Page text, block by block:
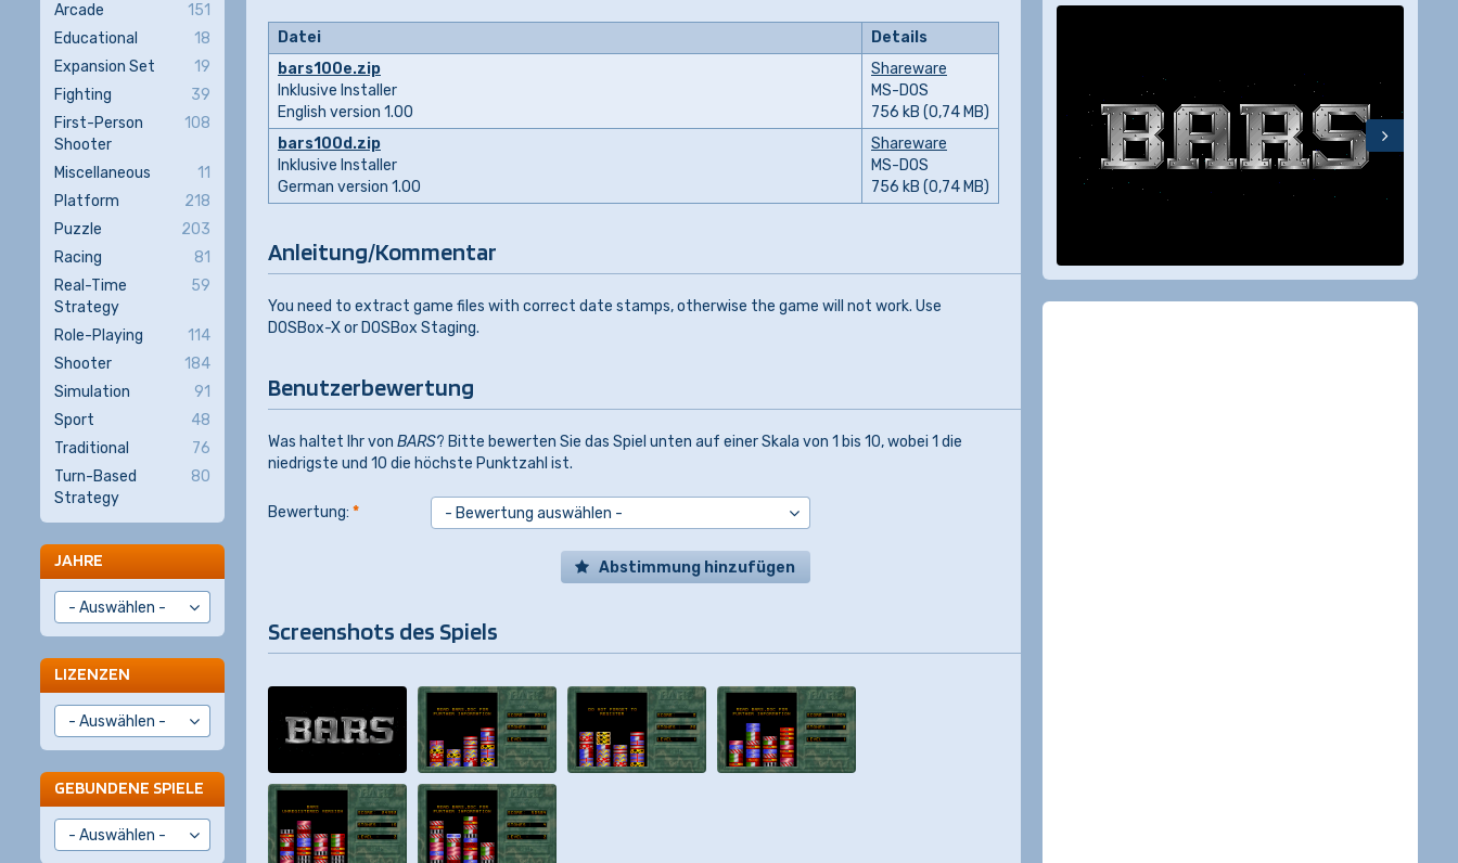
Datei
Details
bars100e.zip
Inklusive Installer
English version 1.00
Shareware
MS-DOS
756 kB (0,74 MB)
bars100d.zip
Inklusive Installer
German version 1.00
Shareware
MS-DOS
756 kB (0,74 MB)
Anleitung/Kommentar
You need to extract game files with correct date stamps, otherwise the game will not work. Use
DOSBox-X or DOSBox Staging.
Benutzerbewertung
Was haltet Ihr von BARS? Bitte bewerten Sie das Spiel unten auf einer Skala von 1 bis 10, wobei 1 die
niedrigste und 10 die höchste Punktzahl ist.
Bewertung: *
Abstimmung hinzufügen
Screenshots des Spiels
Arcade
151
Educational
18
Expansion Set
19
Fighting
39
First-Person
Shooter
108
Miscellaneous
11
Platform
218
Puzzle
203
Racing
81
Real-Time
Strategy
59
Role-Playing
114
Shooter
184
Simulation
91
Sport
48
Traditional
76
Turn-Based
Strategy
80
JAHRE
LIZENZEN
GEBUNDENE SPIELE